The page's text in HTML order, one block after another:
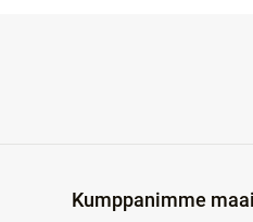
Kumppanimme